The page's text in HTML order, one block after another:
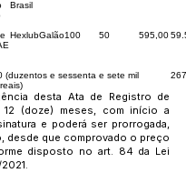
Brasil
HexlubGalão100 50 595,00
(duzentos e sessenta e sete mil
desta Ata de Registro de
(doze) meses, com início a
e poderá ser prorrogada,
desde que comprovado o preço
disposto no art. 84 da Lei